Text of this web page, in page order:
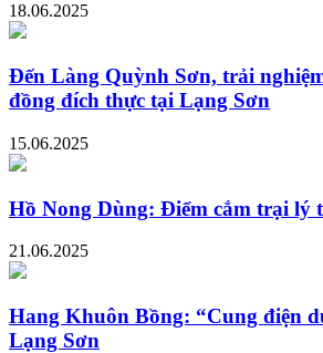
18.06.2025
Đến Làng Quỳnh Sơn, trải
đồng đích thực tại Lạng Sơn
15.06.2025
Hồ Nong Dùng: Điểm cắm trại lý
21.06.2025
Hang Khuôn Bồng: “Cung điện
Lạng Sơn